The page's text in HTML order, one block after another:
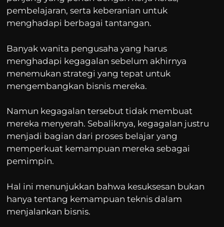
pembelajaran, serta keberanian untuk
menghadapi berbagai tantangan.
Banyak wanita pengusaha yang harus
menghadapi kegagalan sebelum akhirnya
menemukan strategi yang tepat untuk
mengembangkan bisnis mereka.
Namun kegagalan tersebut tidak membuat
mereka menyerah. Sebaliknya, kegagalan justru
menjadi bagian dari proses belajar yang
memperkuat kemampuan mereka sebagai
pemimpin.
Hal ini menunjukkan bahwa kesuksesan bukan
hanya tentang kemampuan teknis dalam
menjalankan bisnis.